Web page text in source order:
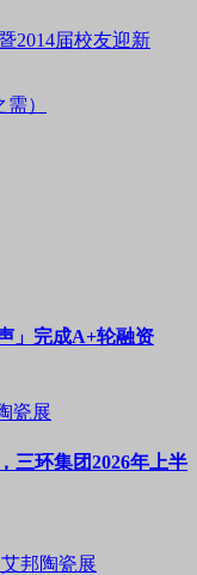
2014届校友迎新
）
」完成A+轮融资
瓷展
三环集团2026年上半
艾邦陶瓷展